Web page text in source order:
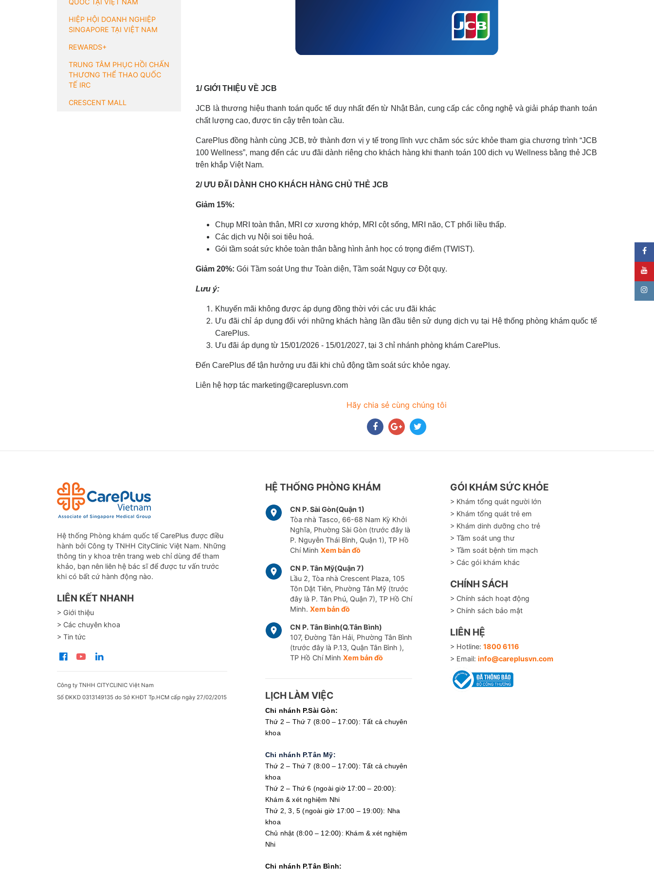
1/ GIỚI THIỆU VỀ JCB
JCB là thương hiệu thanh toán quốc tế duy nhất đến từ Nhật Bản, cung cấp các công nghệ và giải pháp thanh toán
chất lượng cao, được tin cậy trên toàn cầu.
CarePlus đồng hành cùng JCB, trở thành đơn vị y tế trong lĩnh vực chăm sóc sức khỏe tham gia chương trình “JCB
100 Wellness”, mang đến các ưu đãi dành riêng cho khách hàng khi thanh toán 100 dịch vụ Wellness bằng thẻ JCB
trên khắp Việt Nam.
2/ ƯU ĐÃI DÀNH CHO KHÁCH HÀNG CHỦ THẺ JCB
Giảm 15%:
Chụp MRI toàn thân, MRI cơ xương khớp, MRI cột sống, MRI não, CT phổi liều thấp.
Các dịch vụ Nội soi tiêu hoá.
Gói tầm soát sức khỏe toàn thân bằng hình ảnh học có trọng điểm (TWIST).
Giảm 20%: Gói Tầm soát Ung thư Toàn diện, Tầm soát Nguy cơ Đột quỵ.
Lưu ý:
Khuyến mãi không được áp dụng đồng thời với các ưu đãi khác
Ưu đãi chỉ áp dụng đối với những khách hàng lần đầu tiên sử dụng dịch vụ tại Hệ thống phòng khám quốc tế
CarePlus.
Ưu đãi áp dụng từ 15/01/2026 - 15/01/2027, tại 3 chỉ nhánh phòng khám CarePlus.
Đến CarePlus để tận hưởng ưu đãi khi chủ động tầm soát sức khỏe ngay.
Liên hệ hợp tác marketing@careplusvn.com
Hãy chia sẻ cùng chúng tôi
QUỐC TẠI VIỆT NAM
HIỆP HỘI DOANH NGHIỆP
SINGAPORE TẠI VIỆT NAM
REWARDS+
TRUNG TÂM PHỤC HỒI CHẤN
THƯƠNG THỂ THAO QUỐC
TẾ IRC
CRESCENT MALL
Hệ thống Phòng khám quốc tế CarePlus được điều
hành bởi Công ty TNHH CityClinic Việt Nam. Những
thông tin y khoa trên trang web chỉ dùng để tham
khảo, bạn nên liên hệ bác sĩ để được tư vấn trước
khi có bất cứ hành động nào.
LIÊN KẾT NHANH
> Giới thiệu
> Các chuyên khoa
> Tin tức
Công ty TNHH CITYCLINIC Việt Nam
Số ĐKKD 0313149135 do Sở KHĐT Tp.HCM cấp ngày 27/02/2015
HỆ THỐNG PHÒNG KHÁM
CN P. Sài Gòn(Quận 1)
Tòa nhà Tasco, 66-68 Nam Kỳ Khởi
Nghĩa, Phường Sài Gòn (trước đây là
P. Nguyễn Thái Bình, Quận 1), TP Hồ
Chí Minh Xem bản đồ
CN P. Tân Mỹ(Quận 7)
Lầu 2, Tòa nhà Crescent Plaza, 105
Tôn Dật Tiên, Phường Tân Mỹ (trước
đây là P. Tân Phú, Quận 7), TP Hồ Chí
Minh. Xem bản đồ
CN P. Tân Bình(Q.Tân Bình)
107, Đường Tân Hải, Phường Tân Bình
(trước đây là P.13, Quận Tân Bình ),
TP Hồ Chí Minh Xem bản đồ
LỊCH LÀM VIỆC
Chi nhánh P.Sài Gòn:
Thứ 2 – Thứ 7 (8:00 – 17:00): Tất cả chuyên
khoa
Chi nhánh P.Tân Mỹ:
Thứ 2 – Thứ 7 (8:00 – 17:00): Tất cả chuyên
khoa
Thứ 2 – Thứ 6 (ngoài giờ 17:00 – 20:00):
Khám & xét nghiệm Nhi
Thứ 2, 3, 5 (ngoài giờ 17:00 – 19:00): Nha
khoa
Chủ nhật (8:00 – 12:00): Khám & xét nghiệm
Nhi
Chi nhánh P.Tân Bình:
GÓI KHÁM SỨC KHỎE
> Khám tổng quát người lớn
> Khám tổng quát trẻ em
> Khám dinh dưỡng cho trẻ
> Tầm soát ung thư
> Tầm soát bệnh tim mạch
> Các gói khám khác
CHÍNH SÁCH
> Chính sách hoạt động
> Chính sách bảo mật
LIÊN HỆ
> Hotline: 1800 6116
> Email: info@careplusvn.com